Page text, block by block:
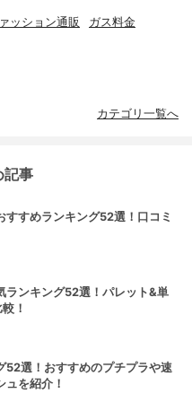
ッション通販 ガス料金
カテゴリ一覧へ
記事
すすめランキング52選！口コミ
ランキング52選！パレット&単
！
52選！おすすめのプチプラや速
を紹介！